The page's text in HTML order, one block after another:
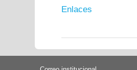
Enlaces